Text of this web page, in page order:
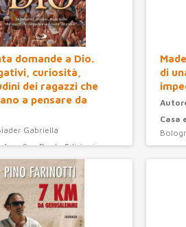
domande a Dio.
curiosità,
dei ragazzi che
a pensare da
Gabriella
San Paolo Edizioni
ragazzi
di
Casa
Anno